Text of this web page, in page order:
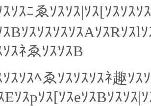
ｿｽﾆゑｿｽｿｽ|ｿｽ[ｿｽｿｽ
ｽBｿｽｿｽｿｽｿｽAｿｽRｿｽl
ｽﾈゑｿｽｿｽB
ｿｽｿｽﾍゑｿｽｿｽｿｽﾈ趣ｿｽ
ｿｽpｿｽ[ｿｽeｿｽBｿｽｿｽ|